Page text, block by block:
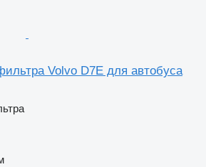
Volvo D7E для автобуса